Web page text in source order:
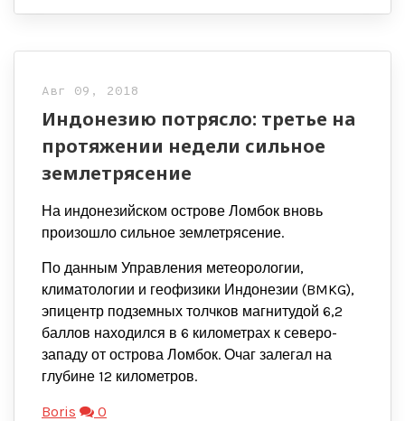
Авг 09, 2018
Индонезию потрясло: третье на
протяжении недели сильное
землетрясение
На индонезийском острове Ломбок вновь
произошло сильное землетрясение.
По данным Управления метеорологии,
климатологии и геофизики Индонезии (BMKG),
эпицентр подземных толчков магнитудой 6,2
баллов находился в 6 километрах к северо-
западу от острова Ломбок. Очаг залегал на
глубине 12 километров.
Boris 0